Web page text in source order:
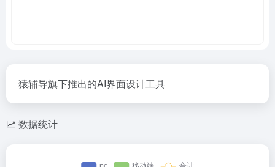
猿辅导旗下推出的AI界面设计工具
数据统计